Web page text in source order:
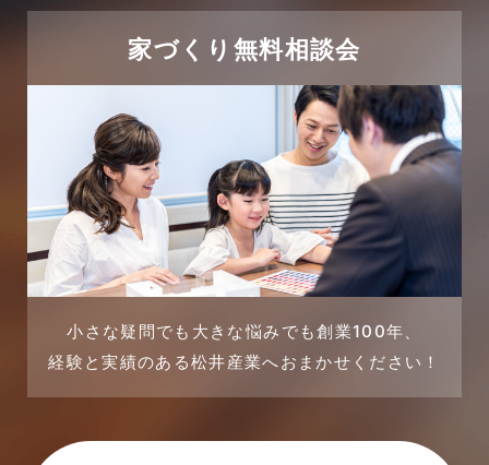
太陽光発電活用事例
市民リフォームサービス
店舗・テナント施工事例
戸建賃貸住宅活用事例
採用情報
未分類
2023年12月
2023年11月
2023年10月
2023年9月
2023年7月
家づくり無料相談会
小さな疑問でも大きな悩みでも創業100年、
経験と実績のある松井産業へおまかせください！